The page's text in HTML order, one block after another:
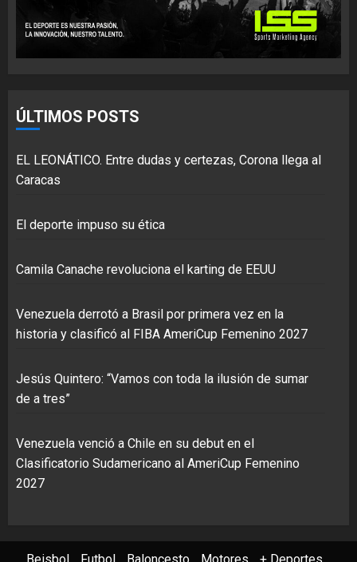
ÚLTIMOS POSTS
EL LEONÁTICO. Entre dudas y certezas, Corona llega al
Caracas
El deporte impuso su ética
Camila Canache revoluciona el karting de EEUU
Venezuela derrotó a Brasil por primera vez en la
historia y clasificó al FIBA AmeriCup Femenino 2027
Jesús Quintero: “Vamos con toda la ilusión de sumar
de a tres”
Venezuela venció a Chile en su debut en el
Clasificatorio Sudamericano al AmeriCup Femenino
2027